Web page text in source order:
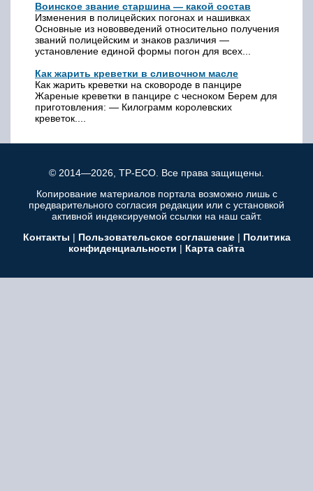
Воинское звание старшина — какой состав
Изменения в полицейских погонах и нашивках
Основные из нововведений относительно получения
званий полицейским и знаков различия —
установление единой формы погон для всех...
Как жарить креветки в сливочном масле
Как жарить креветки на сковороде в панцире
Жареные креветки в панцире с чесноком Берем для
приготовления: — Килограмм королевских
креветок....
© 2014—2026, TP-ECO. Все права защищены.
Копирование материалов портала возможно лишь с
предварительного согласия редакции или с установкой
активной индексируемой ссылки на наш сайт.
Контакты | Пользовательское соглашение| Политика
конфиденциальности | Карта сайта